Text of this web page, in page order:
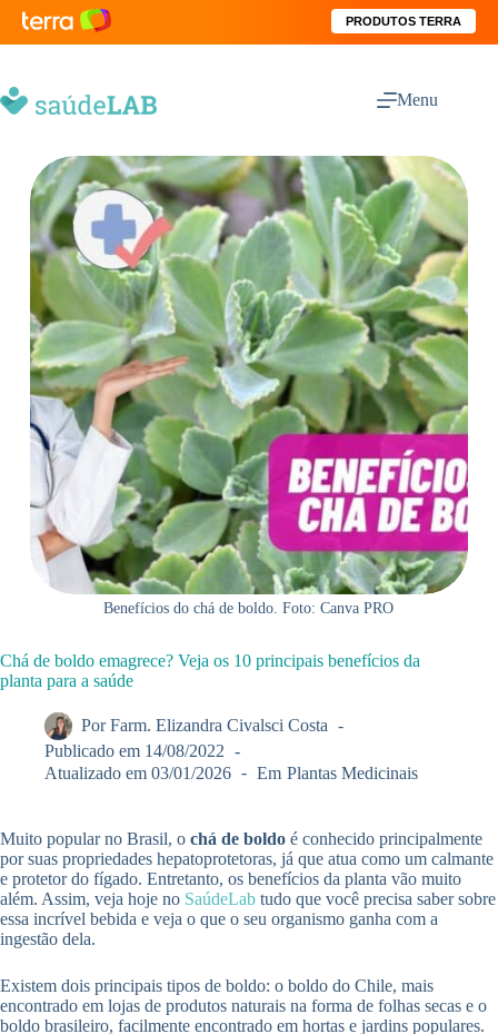
PRODUTOS TERRA
Menu
Benefícios do chá de boldo. Foto: Canva PRO
Chá de boldo emagrece? Veja os 10 principais benefícios da
planta para a saúde
Por Farm. Elizandra Civalsci Costa
Publicado em 14/08/2022
Atualizado em 03/01/2026 Em Plantas Medicinais
Muito popular no Brasil, o chá de boldo é conhecido principalmente
por suas propriedades hepatoprotetoras, já que atua como um calmante
e protetor do fígado. Entretanto, os benefícios da planta vão muito
além. Assim, veja hoje no SaúdeLab tudo que você precisa saber sobre
essa incrível bebida e veja o que o seu organismo ganha com a
ingestão dela.
Existem dois principais tipos de boldo: o boldo do Chile, mais
encontrado em lojas de produtos naturais na forma de folhas secas e o
boldo brasileiro, facilmente encontrado em hortas e jardins populares.